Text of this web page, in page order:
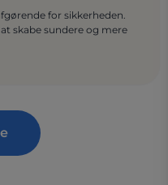
for sikkerheden.
skabe sundere og mere